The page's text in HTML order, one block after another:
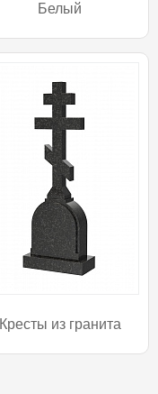
Белый
Кресты из гранита